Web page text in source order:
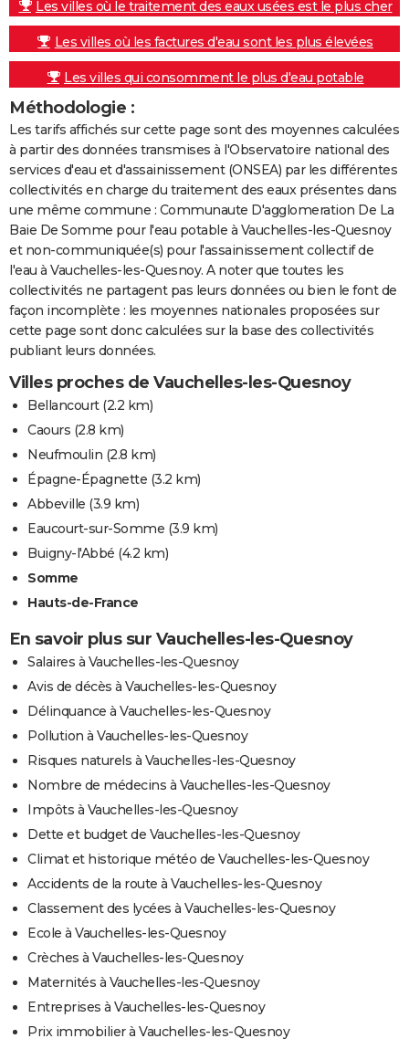
Les villes où le traitement des eaux usées est le plus cher
Les villes où les factures d'eau sont les plus élevées
Les villes qui consomment le plus d'eau potable
Méthodologie :
Les tarifs affichés sur cette page sont des moyennes calculées
à partir des données transmises à l'Observatoire national des
services d'eau et d'assainissement (ONSEA) par les différentes
collectivités en charge du traitement des eaux présentes dans
une même commune : Communaute D'agglomeration De La
Baie De Somme pour l'eau potable à Vauchelles-les-Quesnoy
et non-communiquée(s) pour l'assainissement collectif de
l'eau à Vauchelles-les-Quesnoy. A noter que toutes les
collectivités ne partagent pas leurs données ou bien le font de
façon incomplète : les moyennes nationales proposées sur
cette page sont donc calculées sur la base des collectivités
publiant leurs données.
Villes proches de Vauchelles-les-Quesnoy
Bellancourt(2.2 km)
Caours (2.8 km)
Neufmoulin (2.8 km)
Épagne-Épagnette (3.2 km)
Abbeville (3.9 km)
Eaucourt-sur-Somme (3.9 km)
Buigny-l'Abbé (4.2 km)
Somme
Hauts-de-France
En savoir plus sur Vauchelles-les-Quesnoy
Salaires à Vauchelles-les-Quesnoy
Avis de décès à Vauchelles-les-Quesnoy
Délinquance à Vauchelles-les-Quesnoy
Pollution à Vauchelles-les-Quesnoy
Risques naturels à Vauchelles-les-Quesnoy
Nombre de médecins à Vauchelles-les-Quesnoy
Impôts à Vauchelles-les-Quesnoy
Dette et budget de Vauchelles-les-Quesnoy
Climat et historique météo de Vauchelles-les-Quesnoy
Accidents de la route à Vauchelles-les-Quesnoy
Classement des lycées à Vauchelles-les-Quesnoy
Ecole à Vauchelles-les-Quesnoy
Crèches à Vauchelles-les-Quesnoy
Maternités à Vauchelles-les-Quesnoy
Entreprises à Vauchelles-les-Quesnoy
Prix immobilier à Vauchelles-les-Quesnoy